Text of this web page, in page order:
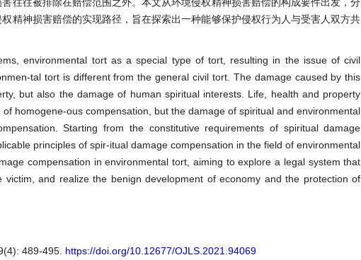
精神损害赔偿的实现路径，旨在探索出一种能够保护侵权行为人与受害人双方共
environmental tort as a special type of tort, resulting in the issue of civil
tal tort is different from the general civil tort. The damage caused by this
but also the damage of human spiritual interests. Life, health and property
homogene-ous compensation, but the damage of spiritual and environmental
Starting from the constitutive requirements of spiritual damage
principles of spir-itual damage compensation in the field of environmental
compensation in environmental tort, aiming to explore a legal system that
and realize the benign development of economy and the protection of
489-495. https://doi.org/10.12677/OJLS.2021.94069